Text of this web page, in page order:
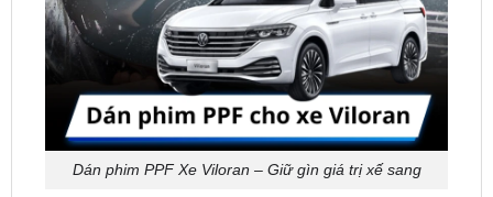
Dán phim PPF Xe Viloran – Giữ gìn giá trị xế sang
Vì Sao Nên Dán Phim PPF Xe Viloran